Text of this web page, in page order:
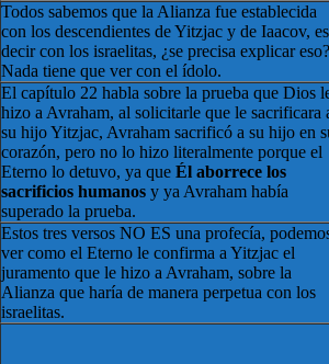
Todos sabemos que la Alianza fue establecida
con los descendientes de Yitzjac y de Iaacov, es
decir con los israelitas, ¿se precisa explicar eso?
Nada tiene que ver con el ídolo.
El capítulo 22 habla sobre la prueba que Dios
hizo a Avraham, al solicitarle que le sacrificara
su hijo Yitzjac, Avraham sacrificó a su hijo en
corazón, pero no lo hizo literalmente porque el
Eterno lo detuvo, ya que Él aborrece los
sacrificios humanos y ya Avraham había
superado la prueba.
Estos tres versos NO ES una profecía,
ver como el Eterno le confirma a Yitzjac el
juramento que le hizo a Avraham, sobre la
Alianza que haría de manera perpetua con los
israelitas.